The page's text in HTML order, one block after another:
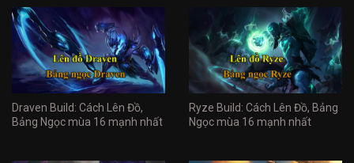
Draven Build: Cách Lên Đồ,
Bảng Ngọc mùa 16 mạnh nhất
Ryze Build: Cách Lên Đồ, Bảng
Ngọc mùa 16 mạnh nhất